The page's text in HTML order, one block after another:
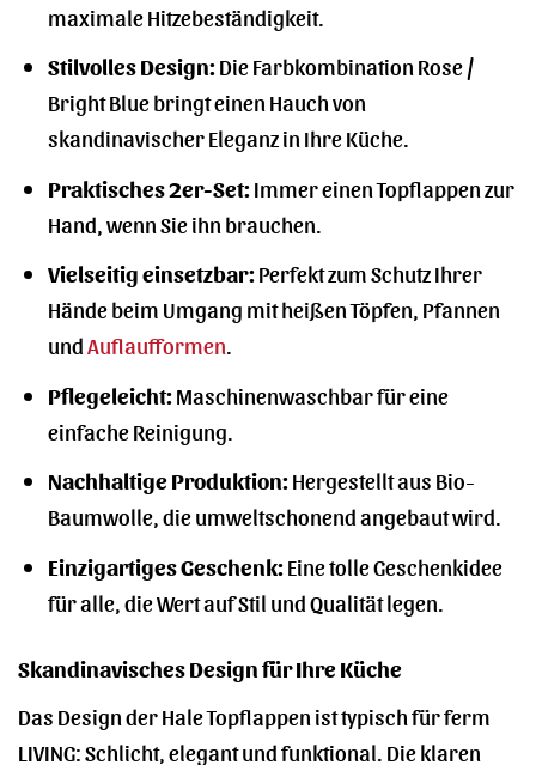
maximale Hitzebeständigkeit.
Stilvolles Design:Die Farbkombination Rose /
Bright Blue bringt einen Hauch von
skandinavischer Eleganz in Ihre Küche.
Praktisches 2er-Set:Immer einen Topflappen zur
Hand, wenn Sie ihn brauchen.
Vielseitig einsetzbar:Perfekt zum Schutz Ihrer
Hände beim Umgang mit heißen Töpfen, Pfannen
undAuflaufformen
Pflegeleicht:Maschinenwaschbar für eine
einfache Reinigung.
Nachhaltige Produktion:Hergestellt aus Bio-
Baumwolle, die umweltschonend angebaut wird.
Einzigartiges Geschenk:Eine tolle Geschenkidee
für alle, die Wert auf Stil und Qualität legen.
Skandinavisches Design für Ihre Küche
Das Design der Hale Topflappen ist typisch für ferm
LIVING: Schlicht, elegant und funktional. Die klaren